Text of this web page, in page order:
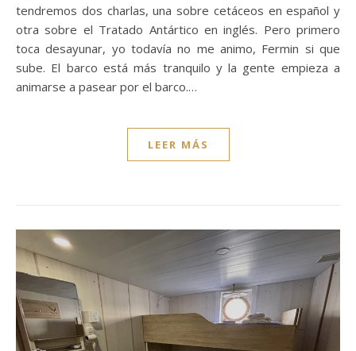
tendremos dos charlas, una sobre cetáceos en español y
otra sobre el Tratado Antártico en inglés. Pero primero
toca desayunar, yo todavía no me animo, Fermin si que
sube. El barco está más tranquilo y la gente empieza a
animarse a pasear por el barco.…
LEER MÁS